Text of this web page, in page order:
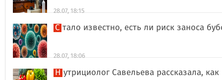
28.07, 18:15
Стало известно, есть ли риск заноса
28.07, 18:06
Нутрициолог Савельева рассказала,